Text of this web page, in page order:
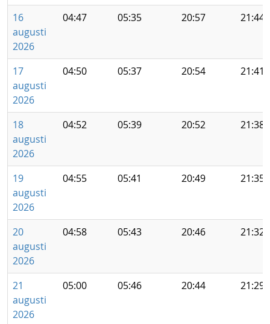
16
augusti
2026
04:47 05:35 20:57 21:44
17
augusti
2026
04:50 05:37 20:54 21:41
18
augusti
2026
04:52 05:39 20:52 21:38
19
augusti
2026
04:55 05:41 20:49 21:35
20
augusti
2026
04:58 05:43 20:46 21:32
21
augusti
2026
05:00 05:46 20:44 21:29